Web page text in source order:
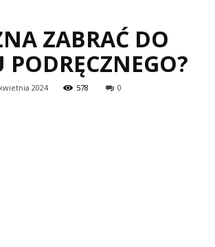
ZABRAĆ DO
PODRĘCZNEGO?
2024 578 0